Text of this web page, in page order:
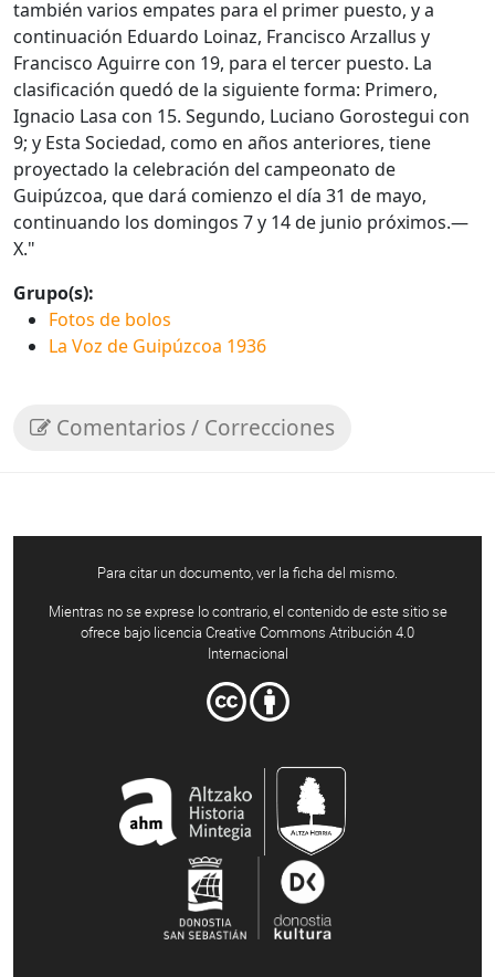
también varios empates para el primer puesto, y a
continuación Eduardo Loinaz, Francisco Arzallus y
Francisco Aguirre con 19, para el tercer puesto. La
clasificación quedó de la siguiente forma: Primero,
Ignacio Lasa con 15. Segundo, Luciano Gorostegui con
9; y Esta Sociedad, como en años anteriores, tiene
proyectado la celebración del campeonato de
Guipúzcoa, que dará comienzo el día 31 de mayo,
continuando los domingos 7 y 14 de junio próximos.—
X."
Grupo(s):
Fotos de bolos
La Voz de Guipúzcoa 1936
Comentarios / Correcciones
Para citar un documento, ver la ficha del mismo.
Mientras no se exprese lo contrario, el contenido de este sitio se
ofrece bajo licencia Creative Commons Atribución 4.0
Internacional